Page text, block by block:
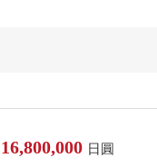
16,800,000 日圓